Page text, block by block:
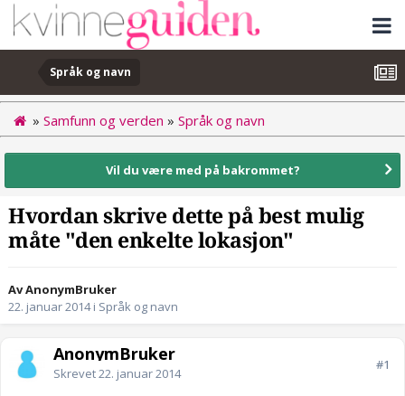
Språk og navn
» Samfunn og verden » Språk og navn
Vil du være med på bakrommet?
Hvordan skrive dette på best mulig
måte "den enkelte lokasjon"
Av AnonymBruker
22. januar 2014i Språk og navn
AnonymBruker
Skrevet22. januar 2014
#1